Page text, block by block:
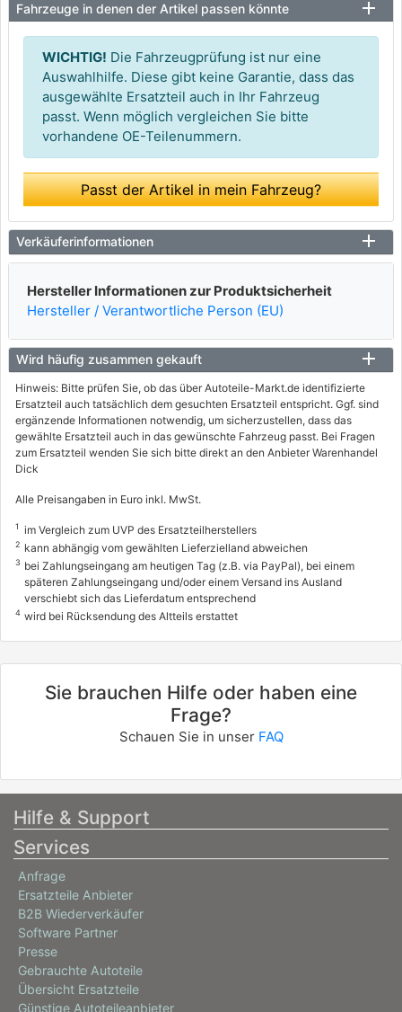
Fahrzeuge in denen der Artikel passen könnte
WICHTIG! Die Fahrzeugprüfung ist nur eine
Auswahlhilfe. Diese gibt keine Garantie, dass das
ausgewählte Ersatzteil auch in Ihr Fahrzeug
passt. Wenn möglich vergleichen Sie bitte
vorhandene OE-Teilenummern.
Passt der Artikel in mein Fahrzeug?
Verkäuferinformationen
Hersteller Informationen zur Produktsicherheit
Hersteller / Verantwortliche Person (EU)
Wird häufig zusammen gekauft
Hinweis: Bitte prüfen Sie, ob das über Autoteile-Markt.de identifizierte
Ersatzteil auch tatsächlich dem gesuchten Ersatzteil entspricht. Ggf. sind
ergänzende Informationen notwendig, um sicherzustellen, dass das
gewählte Ersatzteil auch in das gewünschte Fahrzeug passt. Bei Fragen
zum Ersatzteil wenden Sie sich bitte direkt an den Anbieter Warenhandel
Dick
Alle Preisangaben in Euro inkl. MwSt.
1 im Vergleich zum UVP des Ersatzteilherstellers
2 kann abhängig vom gewählten Lieferzielland abweichen
3 bei Zahlungseingang am heutigen Tag (z.B. via PayPal), bei einem
späteren Zahlungseingang und/oder einem Versand ins Ausland
verschiebt sich das Lieferdatum entsprechend
4 wird bei Rücksendung des Altteils erstattet
Sie brauchen Hilfe oder haben eine
Frage?
Schauen Sie in unser FAQ
Hilfe & Support
Services
Anfrage
Ersatzteile Anbieter
B2B Wiederverkäufer
Software Partner
Presse
Gebrauchte Autoteile
Übersicht Ersatzteile
Günstige Autoteileanbieter